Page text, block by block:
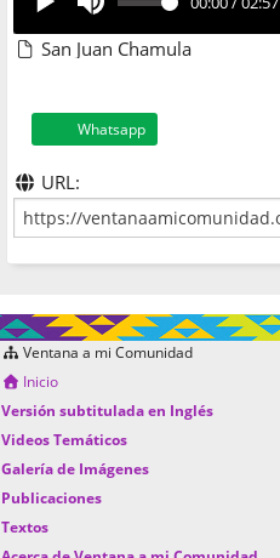
San Juan Chamula
Whatsapp
URL:
Ventana a mi Comunidad
Inicio
Versión subtitulada en Inglés
Videos Temáticos
Galería de Imágenes
Publicaciones
Textos